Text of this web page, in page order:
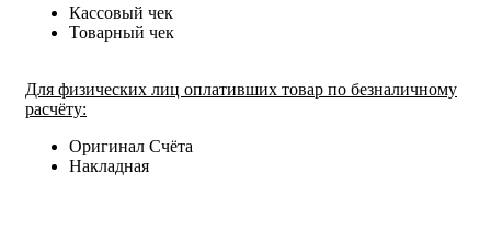
Кассовый чек
Товарный чек
Для физических лиц оплативших товар по безналичному
расчёту:
Оригинал Счёта
Накладная